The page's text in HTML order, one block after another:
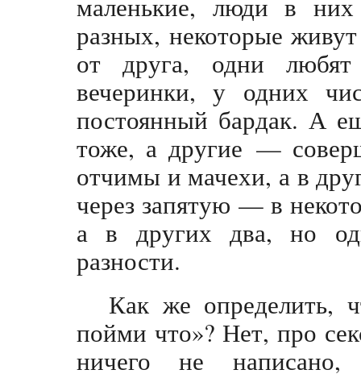
разных, некоторые
от друга, одни
вечеринки, у одних
постоянный бардак. А
тоже, а другие —
отчимы и мачехи, а в
через запятую — в
а в других два, но
разности.
Как же определить,
пойми что»? Нет, про
ничего не написано,